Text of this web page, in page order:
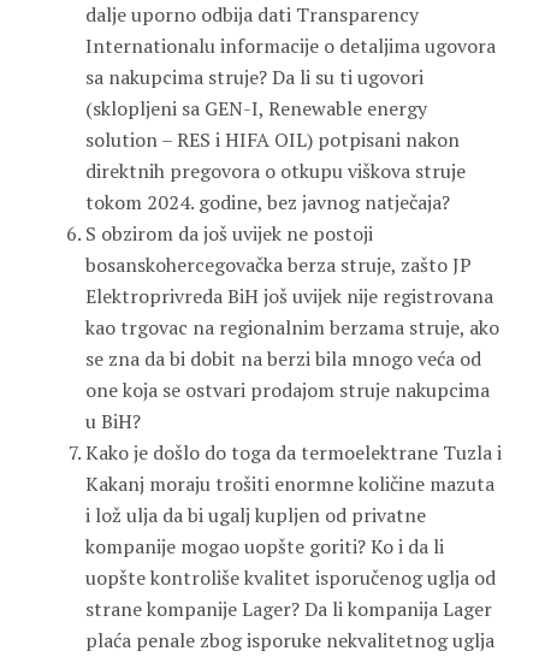
dalje uporno odbija dati Transparency
Internationalu informacije o detaljima ugovora
sa nakupcima struje? Da li su ti ugovori
(sklopljeni sa GEN-I, Renewable energy
solution – RES i HIFA OIL) potpisani nakon
direktnih pregovora o otkupu viškova struje
tokom 2024. godine, bez javnog natječaja?
S obzirom da još uvijek ne postoji
bosanskohercegovačka berza struje, zašto JP
Elektroprivreda BiH još uvijek nije registrovana
kao trgovac na regionalnim berzama struje, ako
se zna da bi dobit na berzi bila mnogo veća od
one koja se ostvari prodajom struje nakupcima
u BiH?
Kako je došlo do toga da termoelektrane Tuzla i
Kakanj moraju trošiti enormne količine mazuta
i lož ulja da bi ugalj kupljen od privatne
kompanije mogao uopšte goriti? Ko i da li
uopšte kontroliše kvalitet isporučenog uglja od
strane kompanije Lager? Da li kompanija Lager
plaća penale zbog isporuke nekvalitetnog uglja